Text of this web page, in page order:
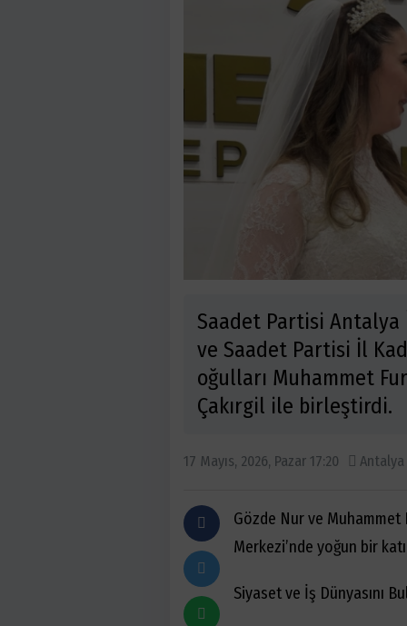
Saadet Partisi Antalya
ve Saadet Partisi İl
oğulları Muhammet
Çakırgil ile birleştirdi.
17 Mayıs, 2026, Pazar 17:20 Antalya
Gözde Nur ve
Merkezi’nde yoğun bir
​Siyaset ve İş Dünyasını